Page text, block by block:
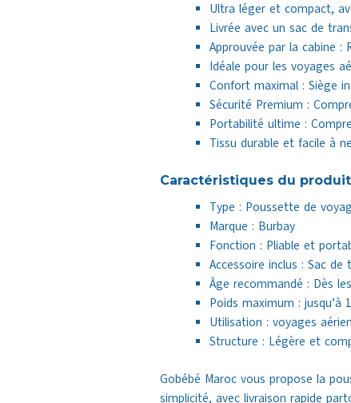
Ultra léger et compact,
Livrée avec un sac de
Approuvée par la cabine :
Idéale pour les voyages
Confort maximal : Siège
Sécurité Premium :
Portabilité ultime :
Tissu durable et facile à
Caractéristiques du produit
Type : Poussette de
Marque : Burbay
Fonction : Pliable et
Accessoire inclus : Sac de
Âge recommandé : Dès
Poids maximum : jusqu’à
Utilisation : voyages
Structure : Légère et
Gobébé Maroc vous propose la
simplicité, avec livraison rapide